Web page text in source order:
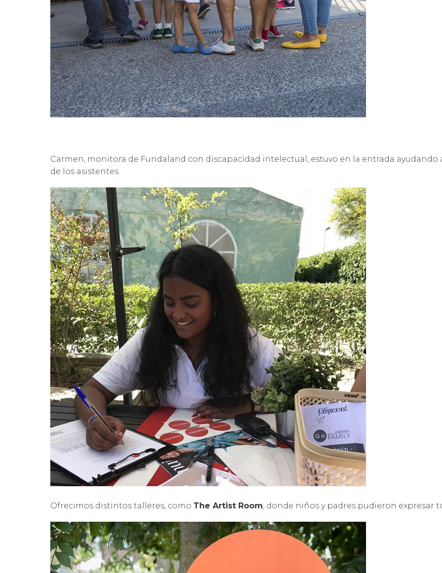
Carmen, monitora de Fundaland con discapacidad intelectual, estuvo en la entrada
de los asistentes.
Ofrecimos distintos talleres, como The Artist Room , donde niños y padres pudieron expresar